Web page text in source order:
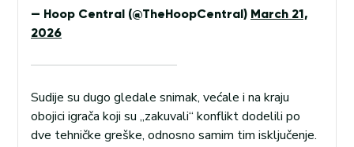
— Hoop Central (@TheHoopCentral) March 21,
2026
Sudije su dugo gledale snimak, većale i na kraju
obojici igrača koji su „zakuvali“ konflikt dodelili po
dve tehničke greške, odnosno samim tim isključenje.